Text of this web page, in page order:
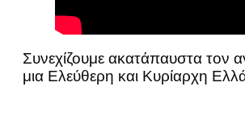
Συνεχίζουμε ακατάπαυστα τον
μια Ελεύθερη και Κυρίαρχη